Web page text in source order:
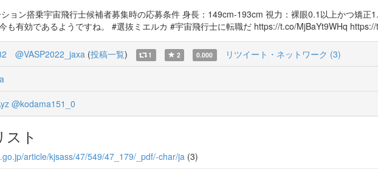
ョン搭乗宇宙飛行士候補者募集時の応募条件 身長：149cm-193cm 視力：裸眼0.1以上かつ矯正
も有効であるようですね。 #選抜ミエルカ #宇宙飛行士に転職だ https://t.co/MjBaYt9WHq
@VASP2022_jaxa (投稿一覧) 1 2 0.000 リツイート・ネットワーク (3)
@kodama151_0
ト
article/kjsass/47/549/47_179/_pdf/-char/ja (3)